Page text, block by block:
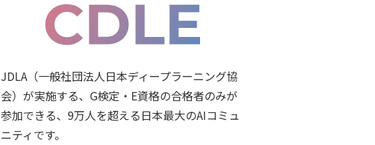
JDLA（一般社団法人日本ディープラーニング協
会）が実施する、G検定・E資格の合格者のみが
参加できる、9万人を超える日本最大のAIコミュ
ニティです。